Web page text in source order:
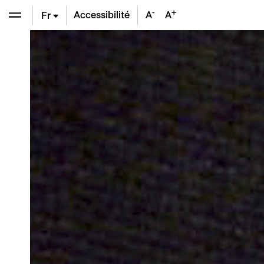
Fr Accessibilité A- A+